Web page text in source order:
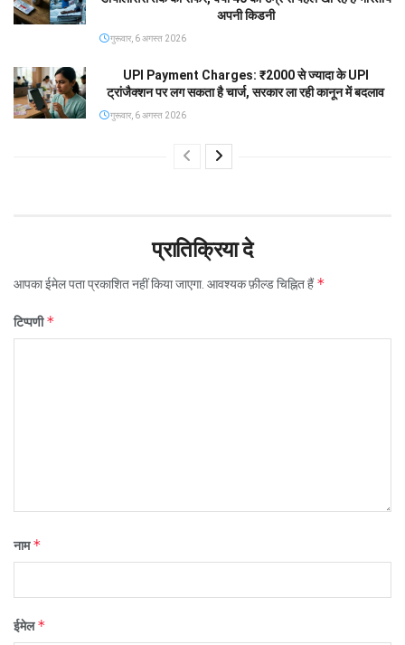
अपनी किडनी
गुरूवार, 6 अगस्त 2026
UPI Payment Charges: ₹2000 से ज्यादा के UPI
ट्रांजैक्शन पर लग सकता है चार्ज, सरकार ला रही कानून में बदलाव
गुरूवार, 6 अगस्त 2026
प्रातिक्रिया दे
आपका ईमेल पता प्रकाशित नहीं किया जाएगा. आवश्यक फ़ील्ड चिह्नित हैं*
टिप्पणी*
नाम*
ईमेल*